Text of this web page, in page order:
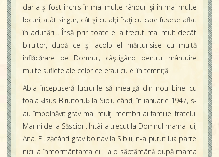
dar a şi fost închis în mai multe rânduri şi în mai multe
locuri, atât singur, cât şi cu alţi fraţi cu care fusese aflat
în adunări… Însă prin toate el a trecut mai mult decât
biruitor, după ce şi acolo el mărturisise cu multă
înflăcărare pe Domnul, câştigând pentru mântuire
multe suflete ale celor ce erau cu el în temniţă.
Abia începuseră lucrurile să meargă din nou bine cu
foaia «Isus Biruitorul» la Sibiu când, în ianuarie 1947, s-
au îmbolnăvit grav mai mulţi membri ai familiei fratelui
Marini de la Săsciori. Întâi a trecut la Domnul mama lui,
Ana. El, zăcând grav bolnav la Sibiu, n-a putut lua parte
nici la înmormântarea ei. La o săptămână după mama